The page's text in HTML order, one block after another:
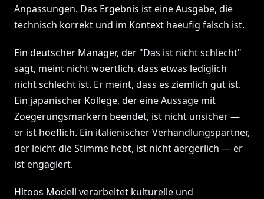
Anpassungen. Das Ergebnis ist eine Ausgabe, die
technisch korrekt und im Kontext haeufig falsch ist.
Ein deutscher Manager, der "Das ist nicht schlecht"
sagt, meint nicht woertlich, dass etwas lediglich
nicht schlecht ist. Er meint, dass es ziemlich gut ist.
Ein japanischer Kollege, der eine Aussage mit
Zoegerungsmarkern beendet, ist nicht unsicher —
er ist hoeflich. Ein italienischer Verhandlungspartner,
der leicht die Stimme hebt, ist nicht aergerlich — er
ist engagiert.
Hitoos Modell verarbeitet kulturelle und